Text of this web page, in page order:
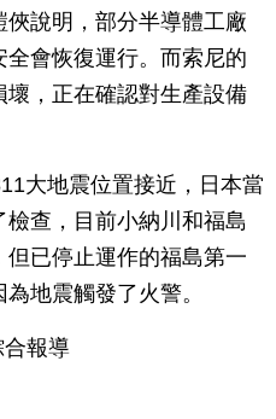
俠說明，部分半導體工廠
會恢復運行。而索尼的
，正在確認對生產設備
大地震位置接近，日本當
查，目前小納川和福島
已停止運作的福島第一
地震觸發了火警。
報導